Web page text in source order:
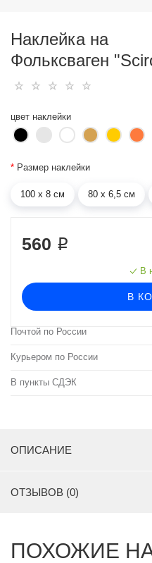
Наклейка на
Фольксваген
цвет наклейки
* Размер наклейки
100 х 8 см 80 х 6,5 см
560 ₽
В
В
Почтой по России
Курьером по России
В пункты СДЭК
ОПИСАНИЕ
ОТЗЫВОВ (0)
ПОХОЖИЕ